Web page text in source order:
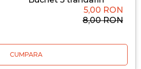
5,00 RON
8,00 RON
CUMPARA